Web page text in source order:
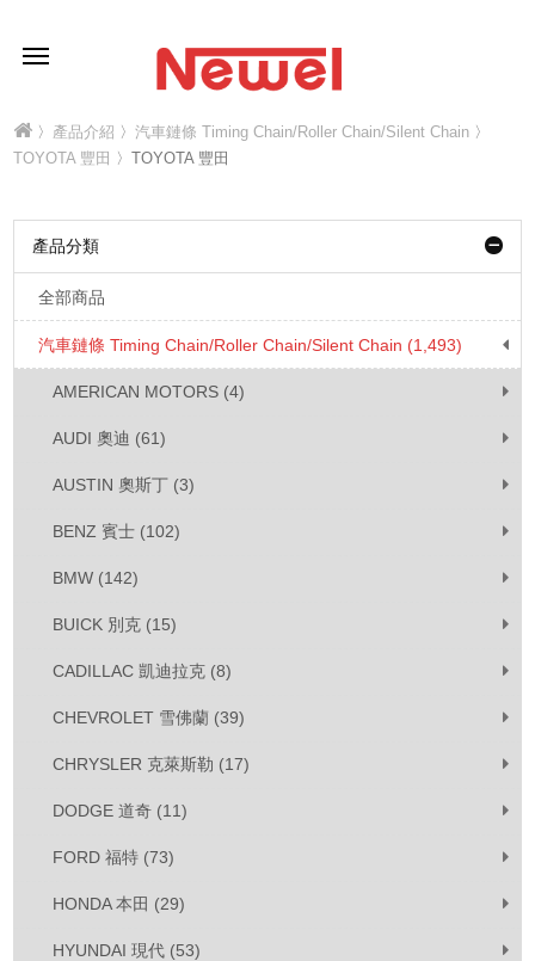
〉 產品介紹 〉汽車鏈條 Timing Chain/Roller Chain/Silent Chain 〉
TOYOTA 豐田 〉TOYOTA 豐田
產品分類
全部商品
汽車鏈條 Timing Chain/Roller Chain/Silent Chain (1,493)
AMERICAN MOTORS (4)
AUDI 奧迪 (61)
AUSTIN 奧斯丁 (3)
BENZ 賓士 (102)
BMW (142)
BUICK 別克 (15)
CADILLAC 凱迪拉克 (8)
CHEVROLET 雪佛蘭 (39)
CHRYSLER 克萊斯勒 (17)
DODGE 道奇 (11)
FORD 福特 (73)
HONDA 本田 (29)
HYUNDAI 現代 (53)